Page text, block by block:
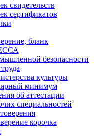
свидетельств
сертификатов
бланк
безопасности
культуры
минимум
об аттестации
специальностей
корочка